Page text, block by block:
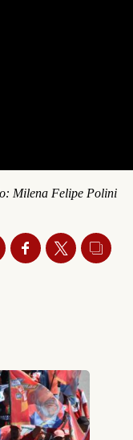
Milena Felipe Polini